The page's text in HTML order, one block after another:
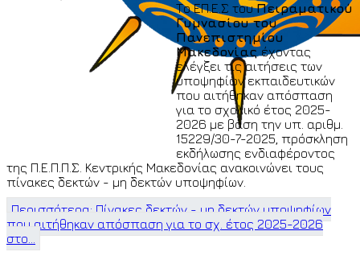
Το ΕΠ.Ε.Σ τουΠειραματικού
Γυμνασίου του
Πανεπιστημίου
Μακεδονίαςέχοντας
ελέγξει τις αιτήσεις των
υποψηφίων εκπαιδευτικών
που αιτήθηκαν απόσπαση
για το σχολικό έτος 2025-
2026 με βάση την υπ. αριθμ.
15229/30-7-2025, πρόσκληση
εκδήλωσης ενδιαφέροντος
της Π.Ε.Π.Π.Σ. Κεντρικής Μακεδονίας ανακοινώνει τους
πίνακες δεκτών - μη δεκτών υποψηφίων.
Περισσότερα: Πίνακες δεκτών - μη δεκτών υποψηφίων
που αιτήθηκαν απόσπαση για το σχ. έτος 2025-2026
στο...